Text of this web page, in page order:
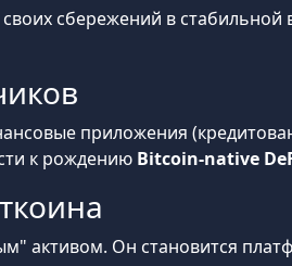
сбережений в
приложения
к рождению Bitcoin-native
активом. Он становится